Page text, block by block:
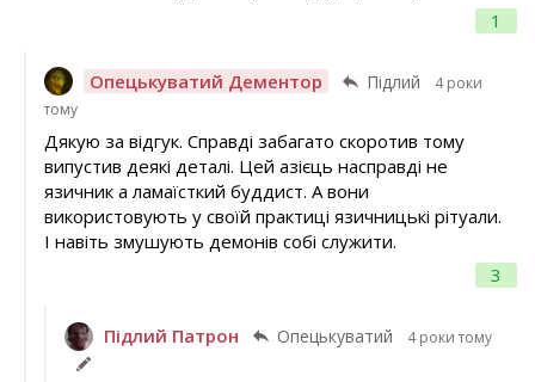
1
Опецькуватий Дементор Підлий
4 роки
тому
3
Дякую за відгук. Справді забагато скоротив тому
випустив деякі деталі. Цей азієць насправді не
язичник а ламаїсткий буддист. А вони
використовують у своїй практиці язичницькі рітуали.
І навіть змушують демонів собі служити.
Підлий Патрон Опецькуватий 4 роки тому